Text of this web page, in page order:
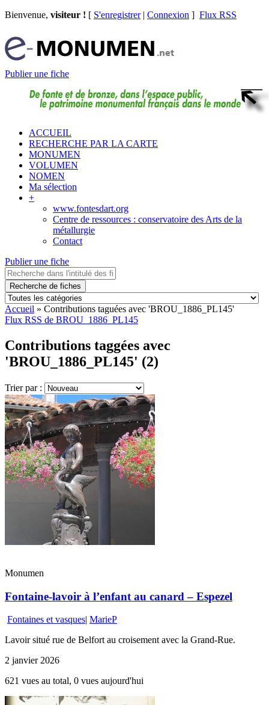
Bienvenue, visiteur ! [ S'enregistrer| Connexion ] Flux RSS
Publier une fiche
ACCUEIL
RECHERCHE PAR LA CARTE
MONUMEN
VOLUMEN
NOMEN
Ma sélection
+
www.fontesdart.org
Centre de ressources : conservatoire des Arts de la
métallurgie
Contact
Publier une fiche
Recherche de fiches
Accueil » Contributions taguées avec 'BROU_1886_PL145'
Flux RSS de BROU_1886_PL145
Contributions taggées avec
'BROU_1886_PL145' (2)
Trier par :
Monumen
Fontaine-lavoir à l’enfant au canard – Espezel
Fontaines et vasques| MarieP
Lavoir situé rue de Belfort au croisement avec la Grand-Rue.
2 janvier 2026
621 vues au total, 0 vues aujourd'hui